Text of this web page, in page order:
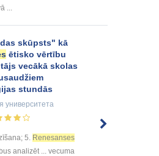
...
skūpsts" kā
ētisko vērtību
vecākā skolas
stundās
университета
5. Renesanses
analizēt ... vecuma